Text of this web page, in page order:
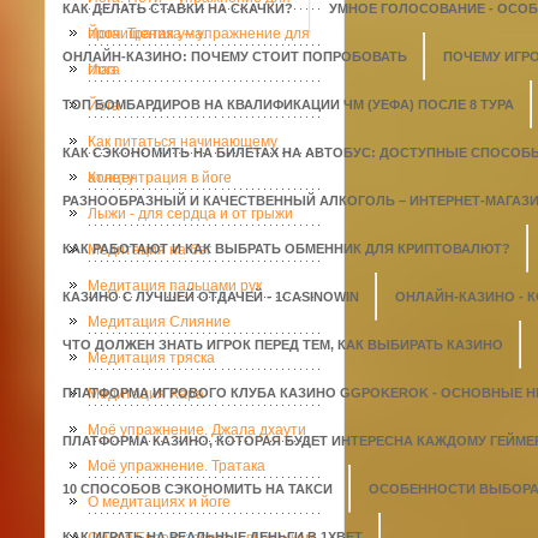
КАК ДЕЛАТЬ СТАВКИ НА СКАЧКИ? УМНОЕ ГОЛОСОВАНИЕ -
ОНЛАЙН-КАЗИНО: ПОЧЕМУ СТОИТ ПОПРОБОВАТЬ ПОЧЕМУ
ТОП БОМБАРДИРОВ НА КВАЛИФИКАЦИИ ЧМ (УЕФА) ПОСЛЕ 8 ТУРА
КАК СЭКОНОМИТЬ НА БИЛЕТАХ НА АВТОБУС: ДОСТУПНЫЕ
РАЗНООБРАЗНЫЙ И КАЧЕСТВЕННЫЙ АЛКОГОЛЬ – ИНТЕРНЕТ-
КАК РАБОТАЮТ И КАК ВЫБРАТЬ ОБМЕННИК ДЛЯ КРИПТОВАЛЮТ?
КАЗИНО С ЛУЧШЕЙ ОТДАЧЕЙ - 1СASINOWIN ОНЛАЙН-КАЗИНО -
ЧТО ДОЛЖЕН ЗНАТЬ ИГРОК ПЕРЕД ТЕМ, КАК ВЫБИРАТЬ КАЗИНО
ПЛАТФОРМА ИГРОВОГО КЛУБА КАЗИНО GGPOKEROK -
ПЛАТФОРМА КАЗИНО, КОТОРАЯ БУДЕТ ИНТЕРЕСНА КАЖДОМУ
10 СПОСОБОВ СЭКОНОМИТЬ НА ТАКСИ ОСОБЕННОСТИ
прочищения ума.
Йога. Тратака – упражнение для
глаз
Йога
Йога
Как питаться начинающему
атлету
Концентрация в йоге
Лыжи - для сердца и от грыжи
Медитация на бег
Медитация пальцами рук
Медитация Слияние
Медитация тряска
Медитация Хара
Моё упражнение. Джала дхаути
Моё упражнение. Тратака
О медитациях и йоге